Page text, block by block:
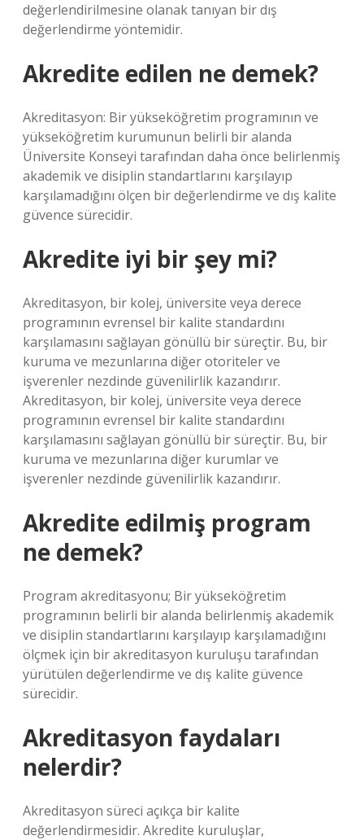
değerlendirilmesine olanak tanıyan bir dış
değerlendirme yöntemidir.
Akredite edilen ne demek?
Akreditasyon: Bir yükseköğretim programının ve
yükseköğretim kurumunun belirli bir alanda
Üniversite Konseyi tarafından daha önce belirlenmiş
akademik ve disiplin standartlarını karşılayıp
karşılamadığını ölçen bir değerlendirme ve dış kalite
güvence sürecidir.
Akredite iyi bir şey mi?
Akreditasyon, bir kolej, üniversite veya derece
programının evrensel bir kalite standardını
karşılamasını sağlayan gönüllü bir süreçtir. Bu, bir
kuruma ve mezunlarına diğer otoriteler ve
işverenler nezdinde güvenilirlik kazandırır.
Akreditasyon, bir kolej, üniversite veya derece
programının evrensel bir kalite standardını
karşılamasını sağlayan gönüllü bir süreçtir. Bu, bir
kuruma ve mezunlarına diğer kurumlar ve
işverenler nezdinde güvenilirlik kazandırır.
Akredite edilmiş program
ne demek?
Program akreditasyonu; Bir yükseköğretim
programının belirli bir alanda belirlenmiş akademik
ve disiplin standartlarını karşılayıp karşılamadığını
ölçmek için bir akreditasyon kuruluşu tarafından
yürütülen değerlendirme ve dış kalite güvence
sürecidir.
Akreditasyon faydaları
nelerdir?
Akreditasyon süreci açıkça bir kalite
değerlendirmesidir. Akredite kuruluşlar,